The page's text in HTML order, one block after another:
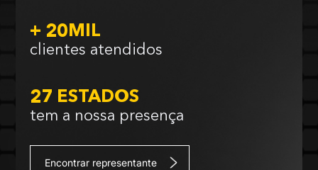
+ 20MIL
clientes atendidos
27 ESTADOS
tem a nossa presença
Encontrar representante